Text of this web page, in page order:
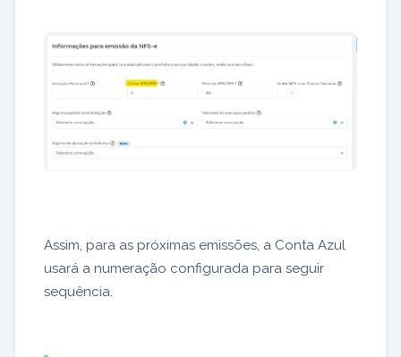
Assim, para as próximas emissões, a Conta Azul
usará a numeração configurada para seguir
sequência.